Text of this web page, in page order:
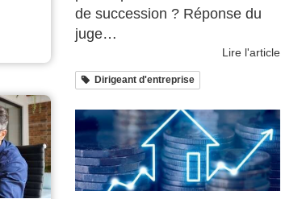
de succession ? Réponse du
juge…
Lire l'article
Dirigeant d'entreprise